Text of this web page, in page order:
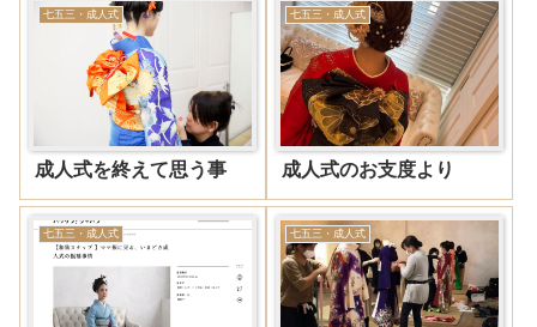
七五三・成人式
成人式を終えて思う事
七五三・成人式
成人式のお支度より
七五三・成人式 七五三・成人式